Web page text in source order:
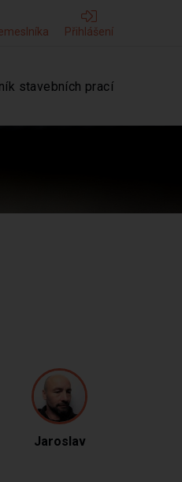
Přihlášení
stavebních prací
Jaroslav